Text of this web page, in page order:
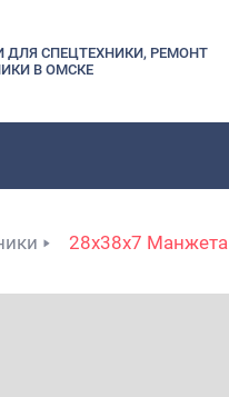
ДЛЯ СПЕЦТЕХНИКИ, РЕМОНТ
В ОМСКЕ
28x38x7